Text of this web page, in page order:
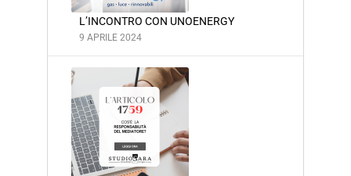
L’INCONTRO CON UNOENERGY
9 APRILE 2024